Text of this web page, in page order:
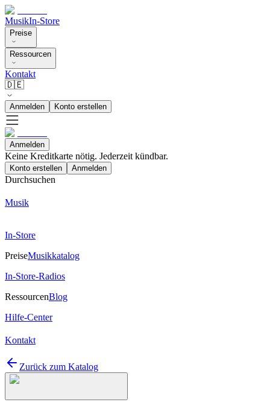
MusikIn-Store
Preise
Ressourcen
Kontakt
🇩🇪
Anmelden Konto erstellen
Anmelden
Keine Kreditkarte nötig. Jederzeit kündbar.
Konto erstellen Anmelden
Durchsuchen
Musik
In-Store
PreiseMusikkatalog
In-Store-Radios
RessourcenBlog
Hilfe-Center
Kontakt
Zurück zum Katalog